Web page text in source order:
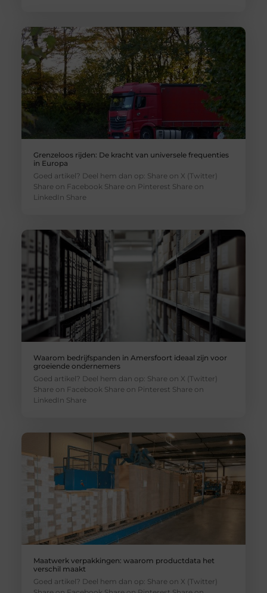
Grenzeloos rijden: De kracht van universele frequenties
in Europa
Goed artikel? Deel hem dan op: Share on X (Twitter)
Share on Facebook Share on Pinterest Share on
LinkedIn Share
Waarom bedrijfspanden in Amersfoort ideaal zijn voor
groeiende ondernemers
Goed artikel? Deel hem dan op: Share on X (Twitter)
Share on Facebook Share on Pinterest Share on
LinkedIn Share
Maatwerk verpakkingen: waarom productdata het
verschil maakt
Goed artikel? Deel hem dan op: Share on X (Twitter)